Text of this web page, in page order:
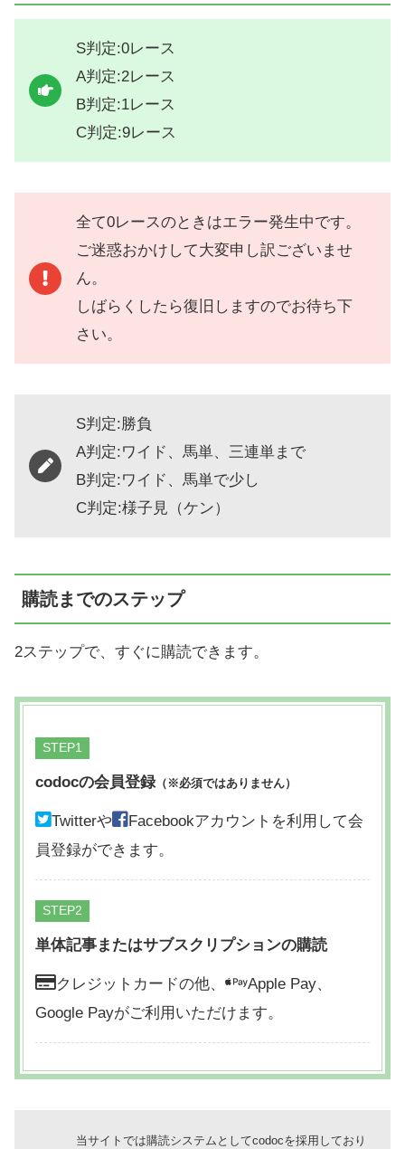
S判定:0レース
A判定:2レース
B判定:1レース
C判定:9レース
全て0レースのときはエラー発生中です。
ご迷惑おかけして大変申し訳ございませ
ん。
しばらくしたら復旧しますのでお待ち下
さい。
S判定:勝負
A判定:ワイド、馬単、三連単まで
B判定:ワイド、馬単で少し
C判定:様子見（ケン）
購読までのステップ
2ステップで、すぐに購読できます。
STEP
codocの会員登録（※必須ではありません）
Twitterや
Facebookアカウントを利用して会
員登録ができます。
STEP
単体記事またはサブスクリプションの購読
クレジットカードの他、
Apple Pay、
Google Payがご利用いただけます。
当サイトでは購読システムとしてcodocを採用しており